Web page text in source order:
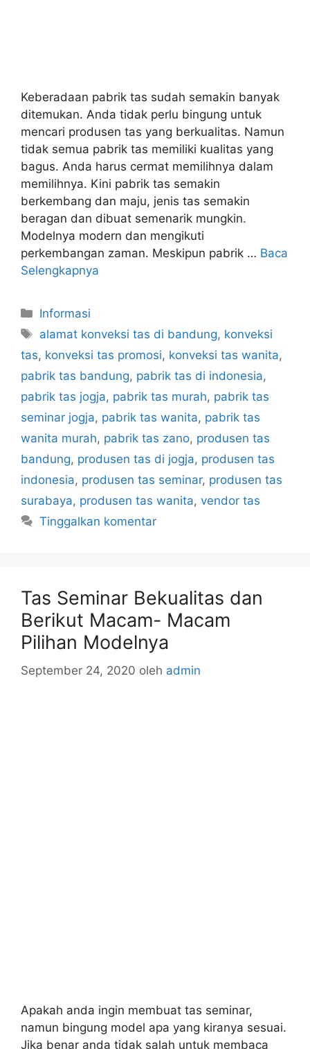
Keberadaan pabrik tas sudah semakin banyak
ditemukan. Anda tidak perlu bingung untuk
mencari produsen tas yang berkualitas. Namun
tidak semua pabrik tas memiliki kualitas yang
bagus. Anda harus cermat memilihnya dalam
memilihnya. Kini pabrik tas semakin
berkembang dan maju, jenis tas semakin
beragan dan dibuat semenarik mungkin.
Modelnya modern dan mengikuti
perkembangan zaman. Meskipun pabrik … Baca
Selengkapnya
Kategori
Informasi
Tag
alamat konveksi tas di bandung, konveksi
tas, konveksi tas promosi, konveksi tas wanita,
pabrik tas bandung, pabrik tas di indonesia,
pabrik tas jogja, pabrik tas murah, pabrik tas
seminar jogja, pabrik tas wanita, pabrik tas
wanita murah, pabrik tas zano, produsen tas
bandung, produsen tas di jogja, produsen tas
indonesia, produsen tas seminar, produsen tas
surabaya, produsen tas wanita, vendor tas
Tinggalkan komentar
Tas Seminar Bekualitas dan
Berikut Macam- Macam
Pilihan Modelnya
September 24, 2020 oleh admin
Apakah anda ingin membuat tas seminar,
namun bingung model apa yang kiranya sesuai.
Jika benar anda tidak salah untuk membaca